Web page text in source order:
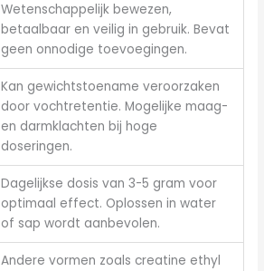
Wetenschappelijk bewezen,
betaalbaar en veilig in gebruik. Bevat
geen onnodige toevoegingen.
Kan gewichtstoename veroorzaken
door vochtretentie. Mogelijke maag-
en darmklachten bij hoge
doseringen.
Dagelijkse dosis van 3-5 gram voor
optimaal effect. Oplossen in water
of sap wordt aanbevolen.
Andere vormen zoals creatine ethyl